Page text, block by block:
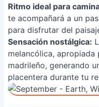
Ritmo ideal para
te acompañará a un
para disfrutar del
Sensación nostálgica:
melancólica,
madrileño, generando
placentera durante tu